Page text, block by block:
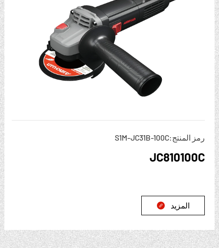
رمز المنتج:S1M-JC31B-100C
JC810100C
المزيد 